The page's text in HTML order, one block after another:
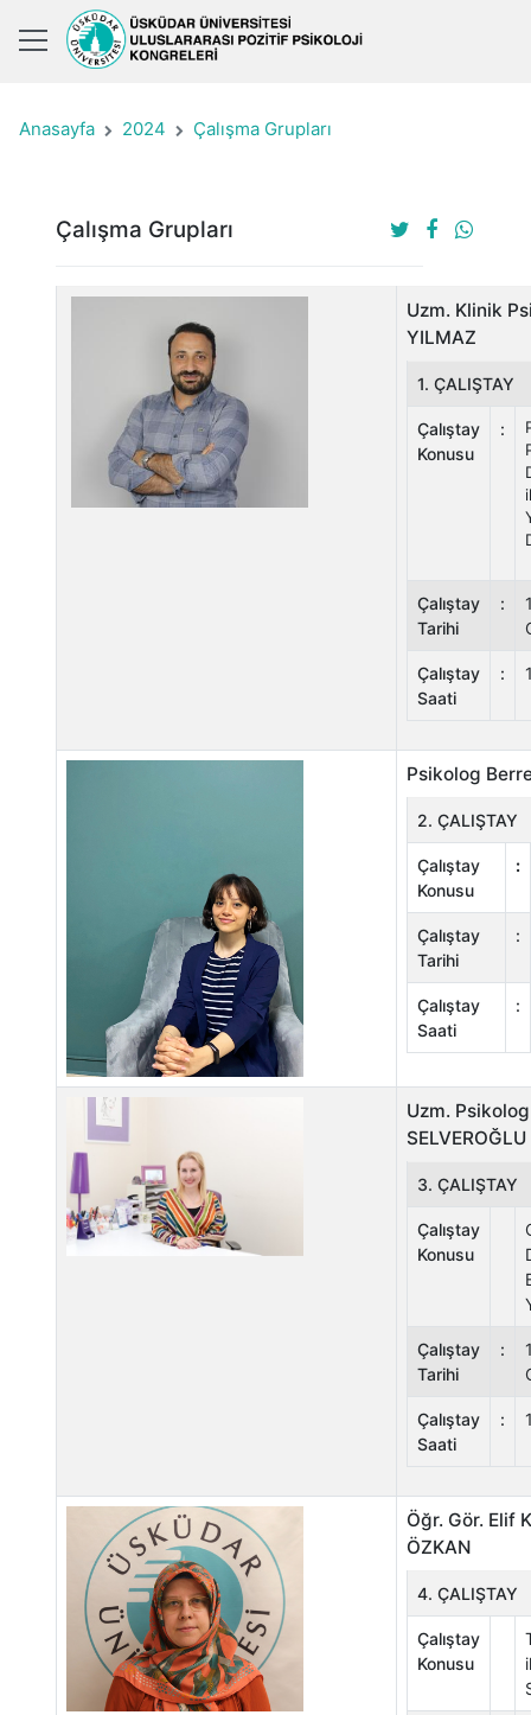
Anasayfa 2024 Çalışma Grupları
Çalışma Grupları
Uzm. Klinik
YILMAZ
1. ÇALIŞTAY
Çalıştay
Konusu
:
Çalıştay
Tarihi
:
Çalıştay
Saati
:
Psikolog
2. ÇALIŞTAY
Çalıştay
Konusu
:
Çalıştay
Tarihi
:
Çalıştay
Saati
:
Uzm.
SELVEROĞLU
3. ÇALIŞTAY
Çalıştay
Konusu
Çalıştay
Tarihi
:
Çalıştay
Saati
:
Öğr. Gör. Elif
ÖZKAN
4. ÇALIŞTAY
Çalıştay
Konusu